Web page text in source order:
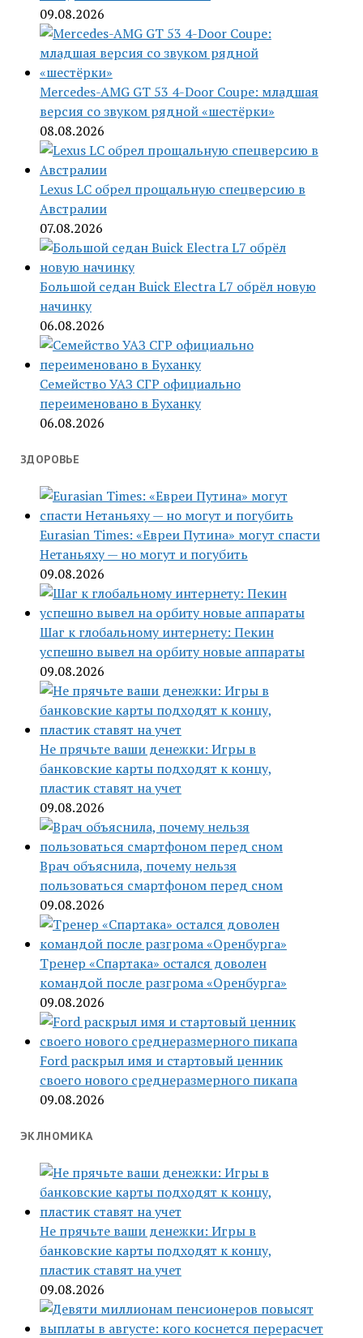
09.08.2026
Mercedes-AMG GT 53 4-Door Coupe: младшая
версия со звуком рядной «шестёрки»
08.08.2026
Lexus LC обрел прощальную спецверсию в
Австралии
07.08.2026
Большой седан Buick Electra L7 обрёл новую
начинку
06.08.2026
Семейство УАЗ СГР официально
переименовано в Буханку
06.08.2026
ЗДОРОВЬЕ
Eurasian Times: «Евреи Путина» могут спасти
Нетаньяху — но могут и погубить
09.08.2026
Шаг к глобальному интернету: Пекин
успешно вывел на орбиту новые аппараты
09.08.2026
Не прячьте ваши денежки: Игры в
банковские карты подходят к концу,
пластик ставят на учет
09.08.2026
Врач объяснила, почему нельзя
пользоваться смартфоном перед сном
09.08.2026
Тренер «Спартака» остался доволен
командой после разгрома «Оренбурга»
09.08.2026
Ford раскрыл имя и стартовый ценник
своего нового среднеразмерного пикапа
09.08.2026
ЭКЛНОМИКА
Не прячьте ваши денежки: Игры в
банковские карты подходят к концу,
пластик ставят на учет
09.08.2026